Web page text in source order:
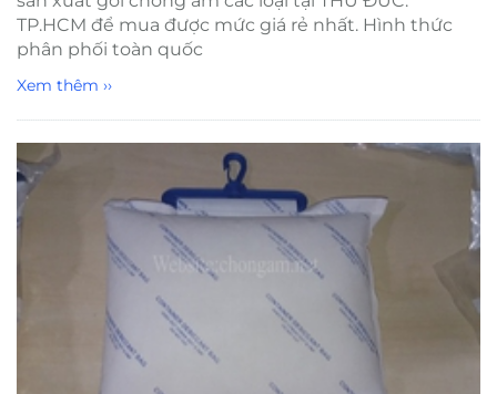
TP.HCM để mua được mức giá rẻ nhất. Hình thức
phân phối toàn quốc
Xem thêm ››